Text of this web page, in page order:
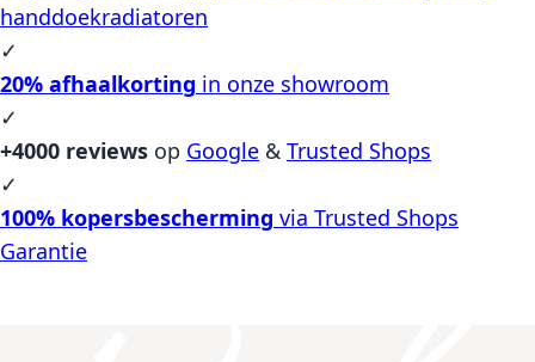
handdoekradiatoren
✓
20% afhaalkorting in onze showroom
✓
+4000 reviews op Google & Trusted Shops
✓
100% kopersbescherming via Trusted Shops
Garantie